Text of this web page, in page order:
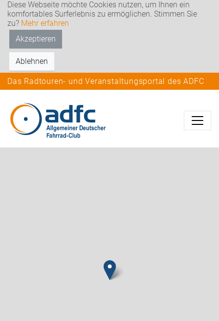
Diese Webseite möchte Cookies nutzen, um Ihnen ein
komfortables Surferlebnis zu ermöglichen. Stimmen Sie
zu? Mehr erfahren
Akzeptieren
Ablehnen
Das Radtouren- und Veranstaltungsportal des ADFC